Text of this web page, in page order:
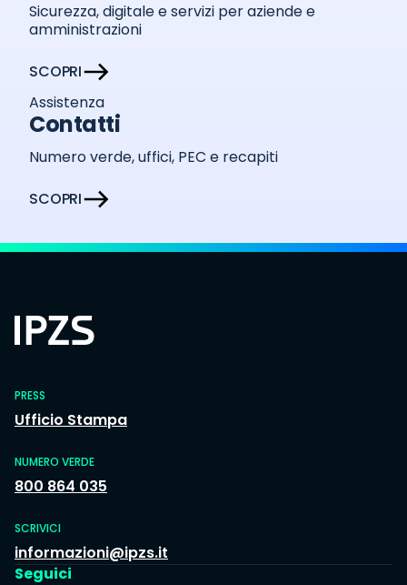
Sicurezza, digitale e servizi per aziende e
amministrazioni
SCOPRI
Assistenza
Contatti
Numero verde, uffici, PEC e recapiti
SCOPRI
PRESS
Ufficio Stampa
NUMERO VERDE
800 864 035
SCRIVICI
informazioni@ipzs.it
Seguici